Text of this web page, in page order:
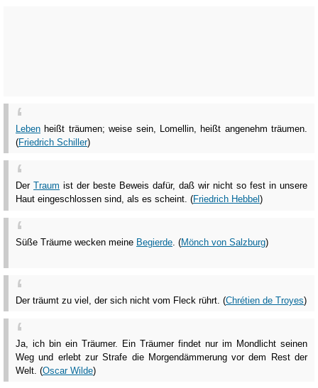
Leben heißt träumen; weise sein, Lomellin, heißt angenehm träumen.
(Friedrich Schiller)
Der Traum ist der beste Beweis dafür, daß wir nicht so fest in unsere
Haut eingeschlossen sind, als es scheint. (Friedrich Hebbel )
Süße Träume wecken meine Begierde. (Mönch von Salzburg)
Der träumt zu viel, der sich nicht vom Fleck rührt. (Chrétien de Troyes)
Ja, ich bin ein Träumer. Ein Träumer findet nur im Mondlicht seinen
Weg und erlebt zur Strafe die Morgendämmerung vor dem Rest der
Welt. (Oscar Wilde)